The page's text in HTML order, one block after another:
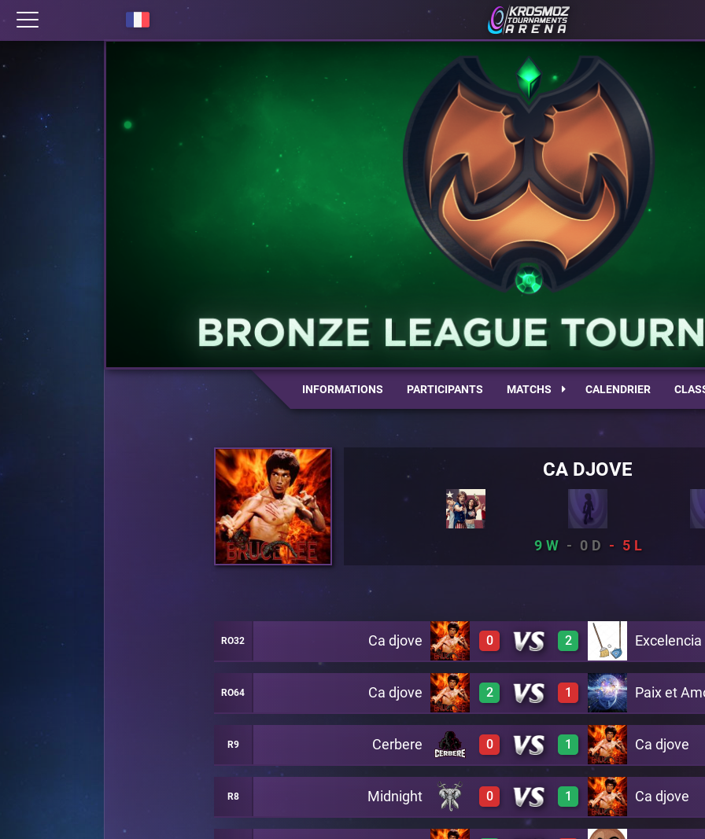
INFORMATIONS PARTICIPANTS MATCHS CALENDRIER
CA DJOVE
9 0 5
RO32 Ca djove 0 2
0 A20 3
0 A20 3
RO64 Ca djove 2 Paix et
1
3 A22 0
0 A22 3
R9 Cerbere 0 Ca djove
1
0 A15 3
R8 Midnight 0 Ca djove
1